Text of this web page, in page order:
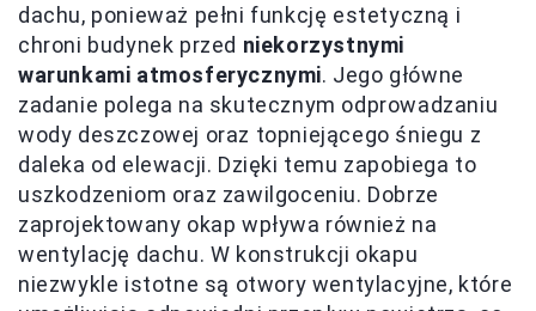
dachu, ponieważ pełni funkcję estetyczną i
chroni budynek przed niekorzystnymi
warunkami atmosferycznymi. Jego główne
zadanie polega na skutecznym odprowadzaniu
wody deszczowej oraz topniejącego śniegu z
daleka od elewacji. Dzięki temu zapobiega to
uszkodzeniom oraz zawilgoceniu. Dobrze
zaprojektowany okap wpływa również na
wentylację dachu. W konstrukcji okapu
niezwykle istotne są otwory wentylacyjne, które